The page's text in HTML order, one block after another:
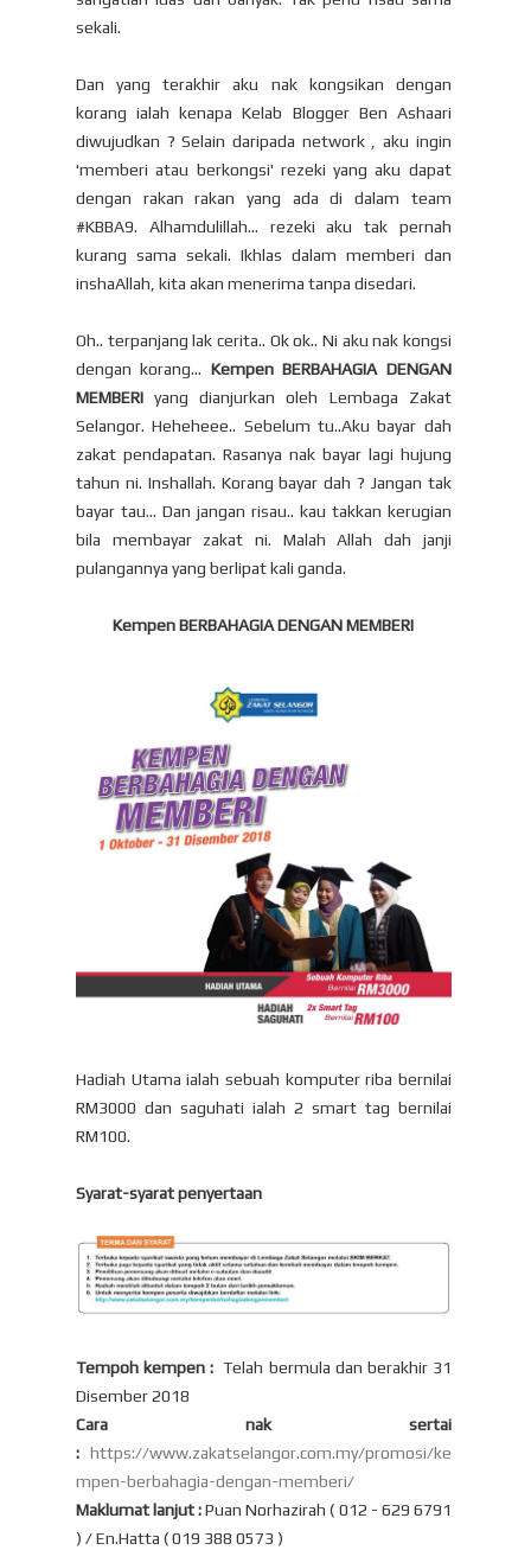
sekali.
Dan yang terakhir aku nak kongsikan dengan
korang ialah kenapa Kelab Blogger Ben Ashaari
diwujudkan ? Selain daripada network , aku ingin
'memberi atau berkongsi' rezeki yang aku dapat
dengan rakan rakan yang ada di dalam team
#KBBA9. Alhamdulillah... rezeki aku tak pernah
kurang sama sekali. Ikhlas dalam memberi dan
inshaAllah, kita akan menerima tanpa disedari.
Oh.. terpanjang lak cerita.. Ok ok.. Ni aku nak kongsi
dengan korang... Kempen BERBAHAGIA DENGAN
MEMBERI yang dianjurkan oleh Lembaga Zakat
Selangor. Heheheee.. Sebelum tu..Aku bayar dah
zakat pendapatan. Rasanya nak bayar lagi hujung
tahun ni. Inshallah. Korang bayar dah ? Jangan tak
bayar tau... Dan jangan risau.. kau takkan kerugian
bila membayar zakat ni. Malah Allah dah janji
pulangannya yang berlipat kali ganda.
Kempen BERBAHAGIA DENGAN MEMBERI
Hadiah Utama ialah sebuah komputer riba bernilai
RM3000 dan saguhati ialah 2 smart tag bernilai
RM100.
Syarat-syarat penyertaan
Tempoh kempen : Telah bermula dan berakhir 31
Disember 2018
Cara nak sertai
: https://www.zakatselangor.com.my/promosi/ke
mpen-berbahagia-dengan-memberi/
Maklumat lanjut :Puan Norhazirah ( 012 - 629 6791
) / En.Hatta ( 019 388 0573 )